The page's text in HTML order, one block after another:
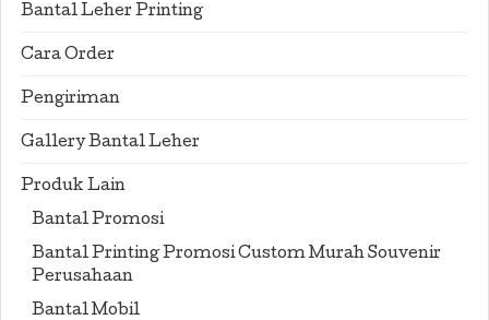
Bantal Leher Printing
Cara Order
Pengiriman
Gallery Bantal Leher
Produk Lain
Bantal Promosi
Bantal Printing Promosi Custom Murah Souvenir
Perusahaan
Bantal Mobil